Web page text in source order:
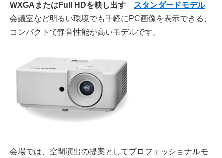
WXGAまたはFull HDを映し出す
スタンダードモデル
会議室など明るい環境でも手軽にPC画像を表示できる、
コンパクトで静音性能が高いモデルです。
会場では、空間演出の提案としてプロフェッショナルモ